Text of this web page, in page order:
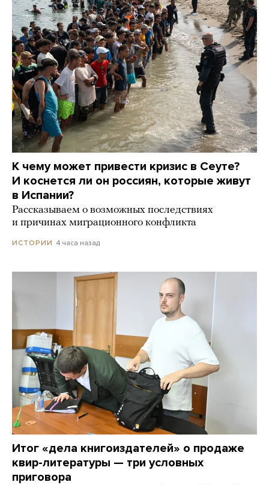
К чему может привести кризис в Сеуте?
И коснется ли он россиян, которые живут
в Испании?
Рассказываем о возможных последствиях
и причинах миграционного конфликта
ИСТОРИИ 4 часа назад
Итог «дела книгоиздателей» о продаже
квир-литературы — три условных
приговора